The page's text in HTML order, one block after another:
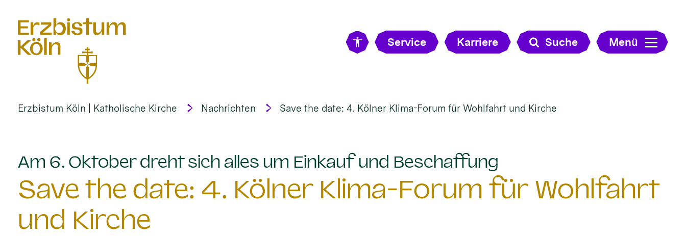
Service Karriere Suche Menü
Erzbistum Köln | Katholische Kirche Nachrichten Save the date: 4. Kölner Klima-Forum für Wohlfahrt und Kirche
Am 6. Oktober dreht sich alles um Einkauf und Beschaffung
Save the date: 4. Kölner Klima-Forum für Wohlfahrt
und Kirche